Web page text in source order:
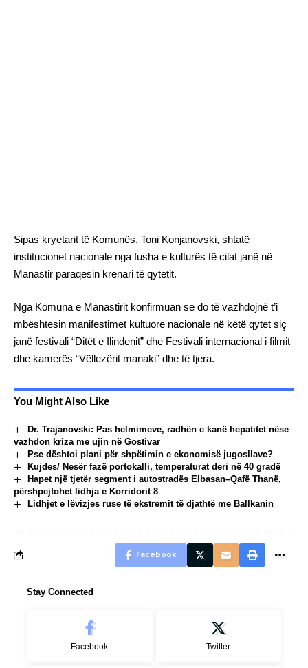
Sipas kryetarit të Komunës, Toni Konjanovski, shtatë
institucionet nacionale nga fusha e kulturës të cilat janë në
Manastir paraqesin krenari të qytetit.
Nga Komuna e Manastirit konfirmuan se do të vazhdojnë t’i
mbështesin manifestimet kultuore nacionale në këtë qytet siç
janë festivali “Ditët e Ilindenit” dhe Festivali internacional i filmit
dhe kamerës “Vëllezërit manaki” dhe të tjera.
You Might Also Like
Dr. Trajanovski: Pas helmimeve, radhën e kanë hepatitet nëse
vazhdon kriza me ujin në Gostivar
Pse dështoi plani për shpëtimin e ekonomisë jugosllave?
Kujdes/ Nesër fazë portokalli, temperaturat deri në 40 gradë
Hapet një tjetër segment i autostradës Elbasan–Qafë Thanë,
përshpejtohet lidhja e Korridorit 8
Lidhjet e lëvizjes ruse të ekstremit të djathtë me Ballkanin
Facebook
Stay Connected
Facebook Twitter